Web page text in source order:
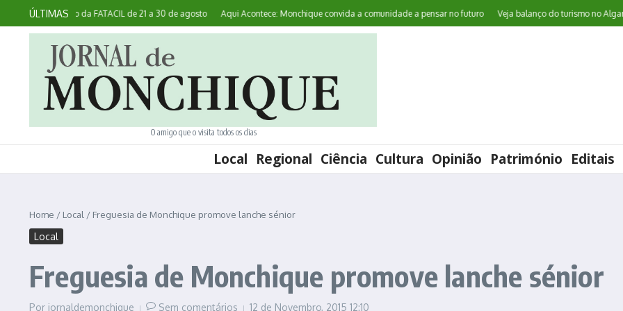
Ir para o conteúdo
ÚLTIMAS
45ª edição da FATACIL de 21 a 30 de agosto Aqui Acontece: Monchique convida a comunidade a pensar no futuro Veja balanço do turismo no Algarve
O amigo que o visita todos os dias
Local Regional Ciência Cultura Opinião Património Editais
Home / Local / Freguesia de Monchique promove lanche sénior
Local
Freguesia de Monchique promove lanche sénior
Por jornaldemonchique Sem comentários 12 de Novembro, 2015 12:10